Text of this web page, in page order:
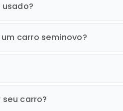
carro seminovo?
carro?